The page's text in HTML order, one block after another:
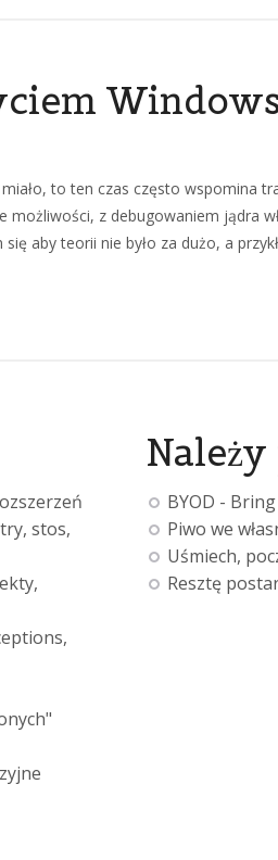
to ten czas często
z debugowaniem jądra
aby teorii nie było za dużo, a
stos,
Należy
BYOD -
Piwo we
Uśmiech,
Resztę